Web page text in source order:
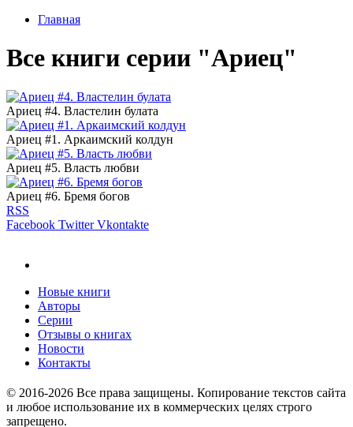
Главная
Все книги серии "Ариец"
Ариец #4. Властелин булата
Ариец #1. Аркаимский колдун
Ариец #5. Власть любви
Ариец #6. Бремя богов
RSS
Facebook Twitter Vkontakte
Новые книги
Авторы
Серии
Отзывы о книгах
Новости
Контакты
© 2016-2026 Все права защищены. Копирование текстов сайта
и любое использование их в коммерческих целях строго
запрещено.